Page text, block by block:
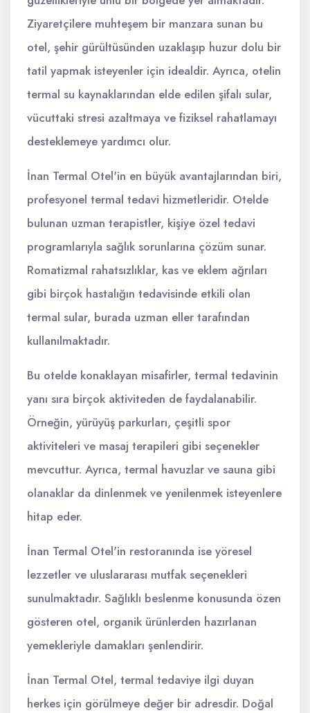
Ziyaretçilere muhteşem bir manzara sunan bu
otel, şehir gürültüsünden uzaklaşıp huzur dolu bir
tatil yapmak isteyenler için idealdir. Ayrıca, otelin
termal su kaynaklarından elde edilen şifalı sular,
vücuttaki stresi azaltmaya ve fiziksel rahatlamayı
desteklemeye yardımcı olur.
İnan Termal Otel'in en büyük avantajlarından biri,
profesyonel termal tedavi hizmetleridir. Otelde
bulunan uzman terapistler, kişiye özel tedavi
programlarıyla sağlık sorunlarına çözüm sunar.
Romatizmal rahatsızlıklar, kas ve eklem ağrıları
gibi birçok hastalığın tedavisinde etkili olan
termal sular, burada uzman eller tarafından
kullanılmaktadır.
Bu otelde konaklayan misafirler, termal tedavinin
yanı sıra birçok aktiviteden de faydalanabilir.
Örneğin, yürüyüş parkurları, çeşitli spor
aktiviteleri ve masaj terapileri gibi seçenekler
mevcuttur. Ayrıca, termal havuzlar ve sauna gibi
olanaklar da dinlenmek ve yenilenmek isteyenlere
hitap eder.
İnan Termal Otel'in restoranında ise yöresel
lezzetler ve uluslararası mutfak seçenekleri
sunulmaktadır. Sağlıklı beslenme konusunda özen
gösteren otel, organik ürünlerden hazırlanan
yemekleriyle damakları şenlendirir.
İnan Termal Otel, termal tedaviye ilgi duyan
herkes için görülmeye değer bir adresdir. Doğal